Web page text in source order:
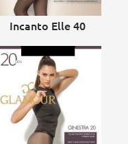
Incanto Elle 40